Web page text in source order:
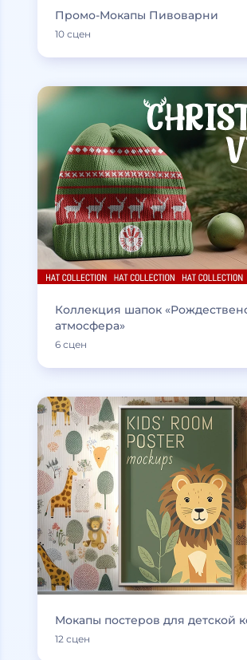
Промо-Мокапы Пивоварни
10 сцен
Коллекция шапок
атмосфера»
6 сцен
Мокапы постеров для детской
12 сцен